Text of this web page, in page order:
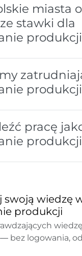
miasta
stawki dla
pracę
swoją wiedzę
produkcji
bez logowania,